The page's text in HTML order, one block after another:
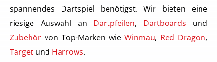
spannendes Dartspiel benötigst. Wir bieten eine
riesige Auswahl an Dartpfeilen, Dartboards und
Zubehör von Top-Marken wie Winmau, Red Dragon,
Target und Harrows.